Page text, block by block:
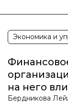
Экономика и
на него
Бердникова